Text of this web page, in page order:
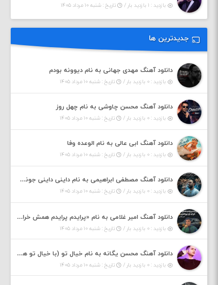
بازدید : ۱ بازدید بار /
تاریخ : شنبه ۱۰ مرداد ۱۴۰۵
جدیدترین ها
دانلود آهنگ مهدی جهانی به نام دیوونه بودم
بازدید : ۰ بازدید بار / تاریخ : شنبه ۱۰ مرداد ۱۴۰۵
دانلود آهنگ محسن چاوشی به نام چهل روز
بازدید : ۰ بازدید بار / تاریخ : شنبه ۱۰ مرداد ۱۴۰۵
دانلود آهنگ ابی عالی به نام الوعده وفا
بازدید : ۰ بازدید بار / تاریخ : شنبه ۱۰ مرداد ۱۴۰۵
دانلود آهنگ مصطفی ابراهیمی به نام داینی داینی جونم قربون پنج تیر پرونم
بازدید : ۰ بازدید بار / تاریخ : شنبه ۱۰ مرداد ۱۴۰۵
دانلود آهنگ امیر غلامی به نام «پرایدم پرایدم همش خرابه یار نیو کنارم دیگه پولی نداروم (ریمیکس اینستاگرام)»
بازدید : ۰ بازدید بار / تاریخ : شنبه ۱۰ مرداد ۱۴۰۵
دانلود آهنگ محسن یگانه به نام خیال تو (با خیال تو هنوزم مثل هر روز و همیشه ریمیکس)
بازدید : ۰ بازدید بار / تاریخ : شنبه ۱۰ مرداد ۱۴۰۵